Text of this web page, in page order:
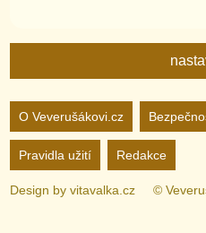
Animované
O Veverušákovi.cz
Pravidla užití Redakce
Design byvitavalka.cz ©